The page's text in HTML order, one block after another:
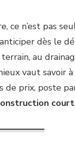
ce n’est pas
dès le
au
vaut savoir
prix, poste